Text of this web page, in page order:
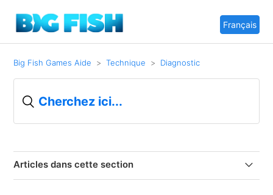
Français
Big Fish Games Aide Technique Diagnostic
Articles dans cette section